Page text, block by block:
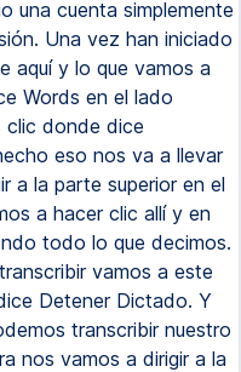
una cuenta simplemente
Una vez han iniciado
aquí y lo que vamos a
Words en el lado
clic donde dice
eso nos va a llevar
a la parte superior en el
a hacer clic allí y en
todo lo que decimos.
vamos a este
Detener Dictado. Y
transcribir nuestro
nos vamos a dirigir a la